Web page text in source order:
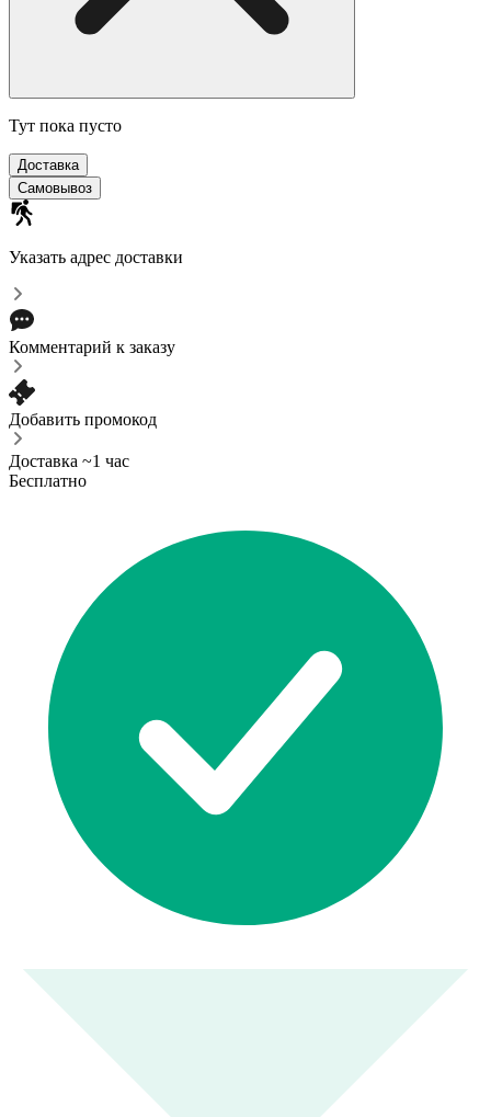
Тут пока пусто
Доставка
Самовывоз
Указать адрес доставки
Комментарий к заказу
Добавить промокод
Доставка ~1 час
Бесплатно